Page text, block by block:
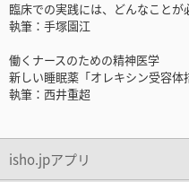
臨床での実践には、どんなことが
執筆：手塚園江
働くナースのための精神医学
新しい睡眠薬「オレキシン受容体
執筆：西井重超
isho.jpアプリ